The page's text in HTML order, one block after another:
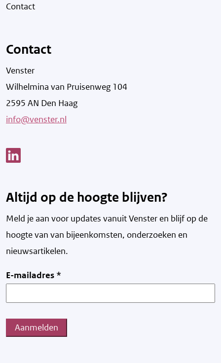
Contact
Contact
Venster
Wilhelmina van Pruisenweg 104
2595 AN Den Haag
info@venster.nl
Altijd op de hoogte blijven?
Meld je aan voor updates vanuit Venster en blijf op de
hoogte van van bijeenkomsten, onderzoeken en
nieuwsartikelen.
E-mailadres *
Aanmelden